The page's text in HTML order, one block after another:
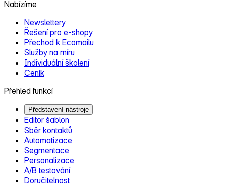
Nabízíme
Newslettery
Řešení pro e‑shopy
Přechod k Ecomailu
Služby na míru
Individuální školení
Ceník
Přehled funkcí
Představení nástroje
Editor šablon
Sběr kontaktů
Automatizace
Segmentace
Personalizace
A/B testování
Doručitelnost